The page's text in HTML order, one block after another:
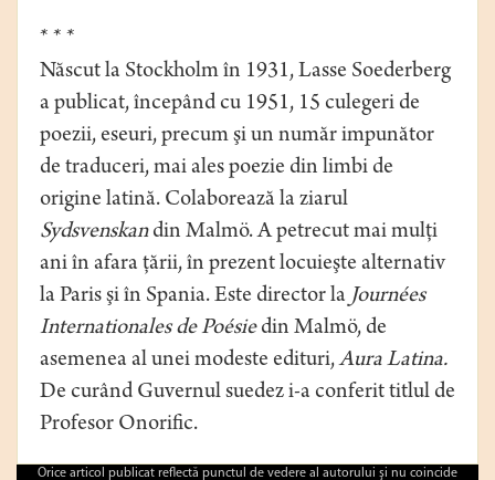
* * *
Născut la Stockholm în 1931, Lasse Soederberg
a publicat, începând cu 1951, 15 culegeri de
poezii, eseuri, precum şi un număr impunător
de traduceri, mai ales poezie din limbi de
origine latină. Colaborează la ziarul
Sydsvenskandin Malmö. A petrecut mai mulţi
ani în afara ţării, în prezent locuieşte alternativ
la Paris şi în Spania. Este director laJournées
Internationales de Poésiedin Malmö, de
asemenea al unei modeste edituri,Aura Latina.
De curând Guvernul suedez i-a conferit titlul de
Profesor Onorific.
Orice articol publicat reflectă punctul de vedere al autorului şi nu coincide